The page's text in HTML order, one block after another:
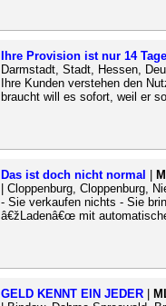
Ihre Provision ist nur 14
Darmstadt, Stadt, Hessen,
Ihre Kunden verstehen den
braucht will es sofort, weil er
Das ist doch nicht normal
| Cloppenburg, Cloppenburg,
- Sie verkaufen nichts - Sie
â€žLadenâ€œ mit
GELD KENNT EIN JEDER